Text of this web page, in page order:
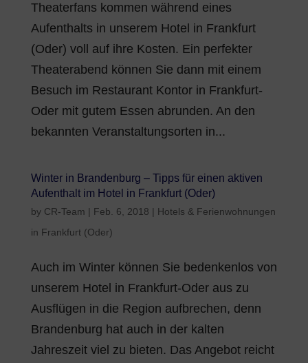
Theaterfans kommen während eines
Aufenthalts in unserem Hotel in Frankfurt
(Oder) voll auf ihre Kosten. Ein perfekter
Theaterabend können Sie dann mit einem
Besuch im Restaurant Kontor in Frankfurt-
Oder mit gutem Essen abrunden. An den
bekannten Veranstaltungsorten in...
Winter in Brandenburg – Tipps für einen aktiven
Aufenthalt im Hotel in Frankfurt (Oder)
by CR-Team | Feb. 6, 2018 | Hotels & Ferienwohnungen
in Frankfurt (Oder)
Auch im Winter können Sie bedenkenlos von
unserem Hotel in Frankfurt-Oder aus zu
Ausflügen in die Region aufbrechen, denn
Brandenburg hat auch in der kalten
Jahreszeit viel zu bieten. Das Angebot reicht